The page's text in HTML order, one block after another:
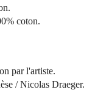
coton.
par l'artiste.
/ Nicolas Draeger.